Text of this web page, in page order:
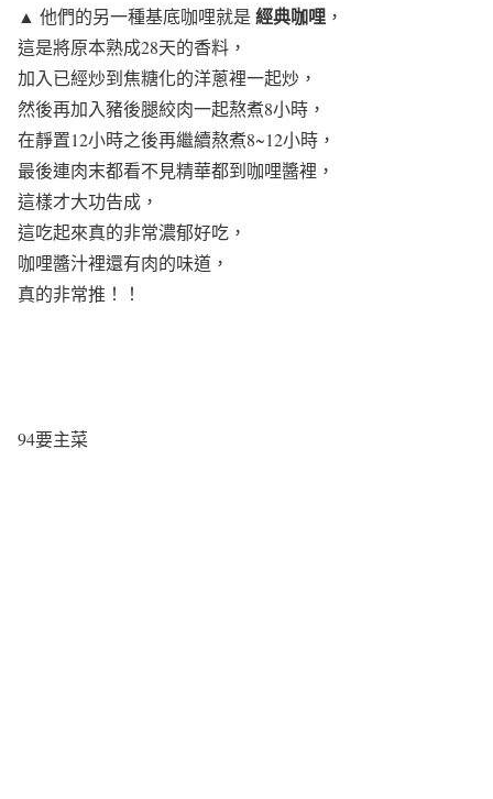
▲ 他們的另一種基底咖哩就是 經典咖哩 ，
這是將原本熟成28天的香料，
加入已經炒到焦糖化的洋蔥裡一起炒，
然後再加入豬後腿絞肉一起熬煮8小時，
在靜置12小時之後再繼續熬煮8~12小時，
最後連肉末都看不見精華都到咖哩醬裡，
這樣才大功告成，
這吃起來真的非常濃郁好吃，
咖哩醬汁裡還有肉的味道，
真的非常推！！
94要主菜